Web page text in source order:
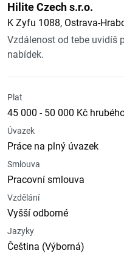
Hilite Czech s.r.o.
K Zyfu 1088, Ostrava-
Vzdálenost od tebe uvidíš
nabídek.
Plat
45 000 - 50 000 Kč
Úvazek
Práce na plný úvazek
Smlouva
Pracovní smlouva
Vzdělání
Vyšší odborné
Jazyky
Čeština (Výborná)